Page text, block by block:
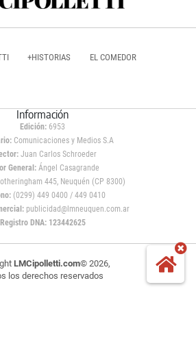
+HISTORIAS EL COMEDOR
Información
Edición: 6953
Comunicaciones y Medios S.A
Juan Carlos Schroeder
General:Ángel Casagrande
445, Neuquén (CP 8300)
(0299) 449 0400 / 449 0410
publicidad@lmneuquen.com.ar
Registro DNA: 123442625
LMCipolletti.com© 2026,
los derechos reservados